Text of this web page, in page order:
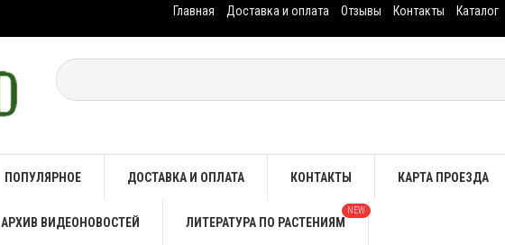
Главная Доставка и оплата Отзывы Контакты Каталог
ПОПУЛЯРНОЕ ДОСТАВКА И ОПЛАТА КОНТАКТЫ КАРТА ПРОЕЗДА
АРХИВ ВИДЕОНОВОСТЕЙ ЛИТЕРАТУРА ПО РАСТЕНИЯМ
NEW